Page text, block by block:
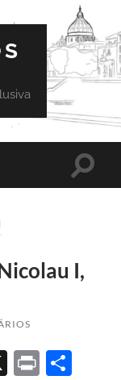
Toggle
I,
X Print